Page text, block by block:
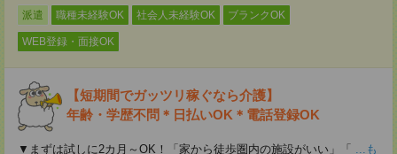
派遣
職種未経験OK 社会人未経験OK ブランクOK
WEB登録・面接OK
【短期間でガッツリ稼ぐなら介護】
年齢・学歴不問＊日払いOK＊電話登録OK
▼まずは試しに2カ月～OK！「家から徒歩圏内の施設がいい」「 ...も